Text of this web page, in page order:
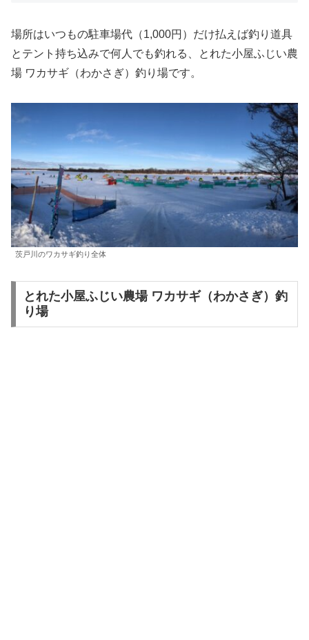
場所はいつもの駐車場代（1,000円）だけ払えば釣り道具
とテント持ち込みで何人でも釣れる、とれた小屋ふじい農
場 ワカサギ（わかさぎ）釣り場です。
茨戸川のワカサギ釣り全体
とれた小屋ふじい農場 ワカサギ（わかさぎ）釣
り場